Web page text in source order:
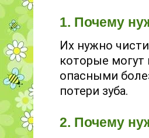
1. Почему
Их нужно
которые
опасными
потери зуба.
2. Почему